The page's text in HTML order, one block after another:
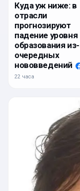
Куда уж ниже: в
отрасли
прогнозируют
падение уровня
образования
очередных
нововведений
22 часа